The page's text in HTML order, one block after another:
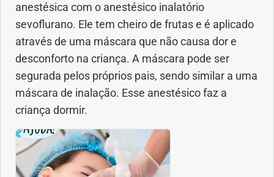
Saúde dos ouvidos
Saúde dos rins
Saúde mental
Síndrome de Down
Sono
SUS
anestésica com o anestésico inalatório
sevoflurano. Ele tem cheiro de frutas e é aplicado
através de uma máscara que não causa dor e
desconforto na criança. A máscara pode ser
segurada pelos próprios pais, sendo similar a uma
máscara de inalação. Esse anestésico faz a
criança dormir.